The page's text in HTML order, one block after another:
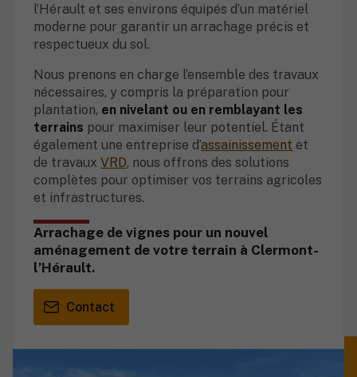
l’Hérault et ses environs équipés d’un matériel
moderne pour garantir un arrachage précis et
respectueux du sol.
Nous prenons en charge l’ensemble des travaux
nécessaires, y compris la préparation pour
plantation, en nivelant ou en remblayant les
terrains pour maximiser leur potentiel. Étant
également une entreprise d’assainissement et
de travauxVRD, nous offrons des solutions
complètes pour optimiser vos terrains agricoles
et infrastructures.
Arrachage de vignes pour un nouvel
aménagement de votre terrain à Clermont-
l’Hérault.
Contact